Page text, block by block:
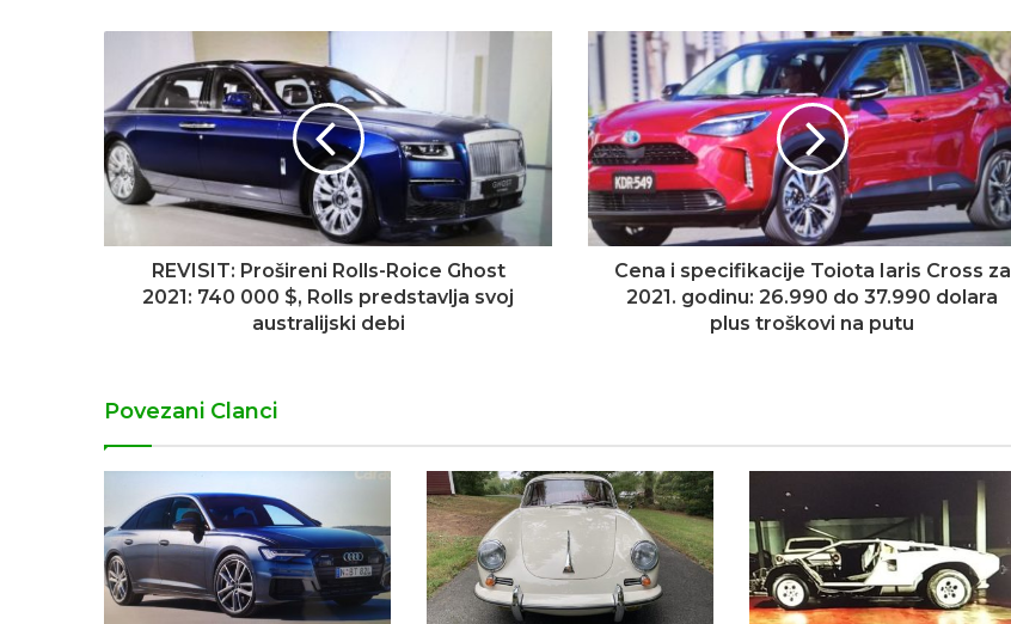
REVISIT: Prošireni Rolls-Roice Ghost
2021: 740 000 $, Rolls predstavlja svoj
australijski debi
Cena i specifikacije Toiota Iaris Cross za
2021. godinu: 26.990 do 37.990 dolara
plus troškovi na putu
Povezani Clanci